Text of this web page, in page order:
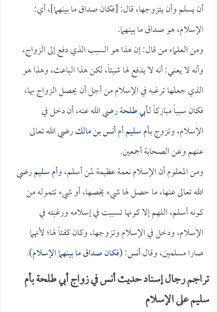
أن يسلم وأن يتزوجها، قال: [فكان صداق ما بينهما]، أي:
الإسلام، هو صداق ما بينهما.
ومن العلماء من قال: إن هذا هو السبب الذي دفع إلى الزواج،
وأنه لا يعني: أنه لا يدفع لها شيئاً، لكن هذا الباعث، وهذا هو
الذي جعلها ترغبه في الإسلام من أجل أن يحصل الزواج بها،
فكان سبباً مباركاً لـأبي طلحةرضي الله عنه، أن دخل في
الإسلام، وتزوج بـأم سليمأمأنس بن مالكرضي الله تعالى
عنهم وعن الصحابة أجمعين.
ومن المعلوم أن الإسلام نعمة عظيمة لمن أسلم، وأم سليمرضي
الله تعالى عنها، ما حصل لها شيء يخصها، أو شيء تتموله من
كونه أسلم، اللهم إلا كونها تسببت في إسلامه ورغبته في
الإسلام، ودخل في الإسلام وتزوجها، وكان كفئاً لها؛ لأنهما
صارا مسلمين، وقالأنس: (فكان صداق ما بينهما الإسلام).
تراجم رجال إسناد حديث أنس في زواج أبي طلحة بأم
سليم على الإسلام